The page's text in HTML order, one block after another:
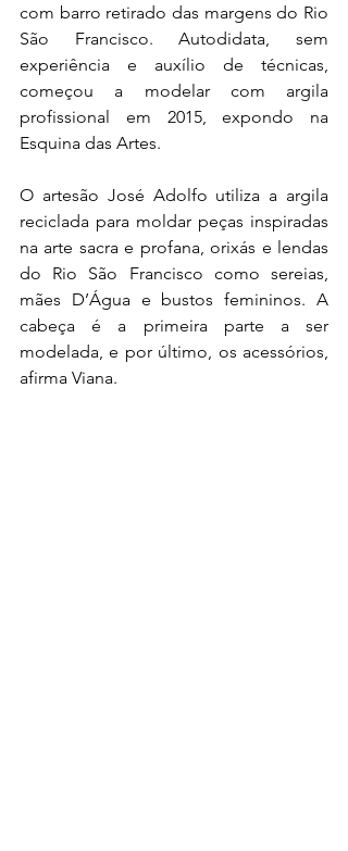
com barro retirado das margens do Rio
São Francisco. Autodidata, sem
experiência e auxílio de técnicas,
começou a modelar com argila
profissional em 2015, expondo na
Esquina das Artes.
O artesão José Adolfo utiliza a argila
reciclada para moldar peças inspiradas
na arte sacra e profana, orixás e lendas
do Rio São Francisco como sereias,
mães D’Água e bustos femininos. A
cabeça é a primeira parte a ser
modelada, e por último, os acessórios,
afirma Viana.